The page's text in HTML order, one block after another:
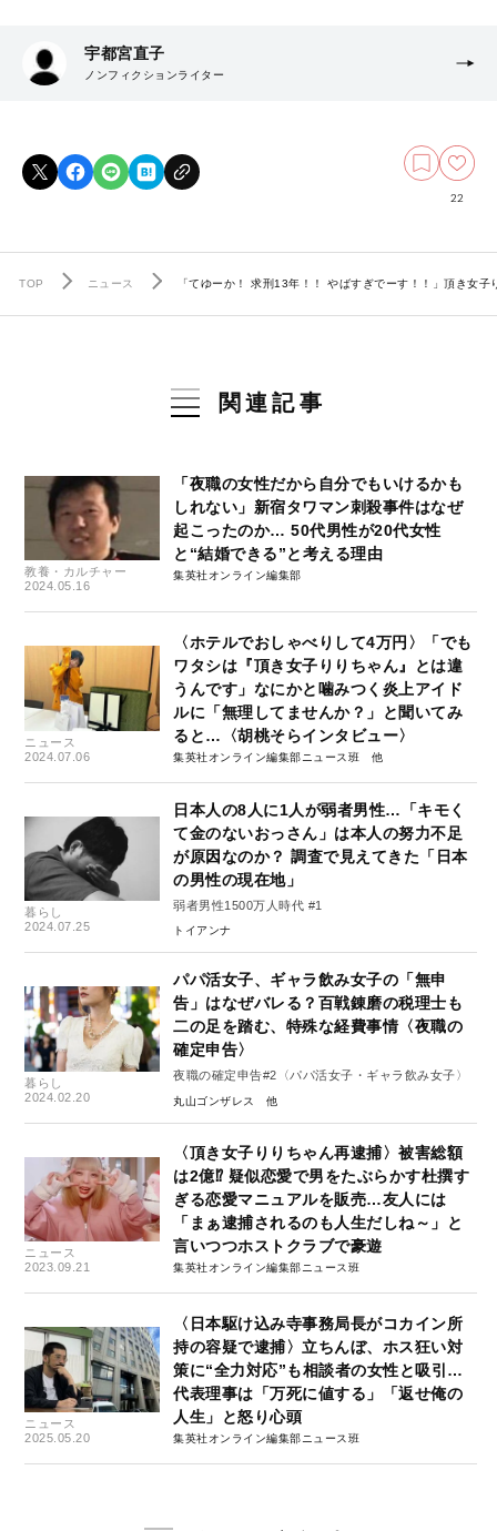
宇都宮直子
ノンフィクションライター
22
TOP ニュース 「てゆーか！ 求刑13年！！ やばすぎでーす！！」頂き女
関連記事
教養・カルチャー
2024.05.16
「夜職の女性だから自分でもいけるかも
しれない」新宿タワマン刺殺事件はなぜ
起こったのか… 50代男性が20代女性
と“結婚できる”と考える理由
集英社オンライン編集部
ニュース
2024.07.06
〈ホテルでおしゃべりして4万円〉「でも
ワタシは『頂き女子りりちゃん』とは違
うんです」なにかと噛みつく炎上アイド
ルに「無理してませんか？」と聞いてみ
ると…〈胡桃そらインタビュー〉
集英社オンライン編集部ニュース班
暮らし
2024.07.25
日本人の8人に1人が弱者男性…「キモく
て金のないおっさん」は本人の努力不足
が原因なのか？ 調査で見えてきた「日本
の男性の現在地」
弱者男性1500万人時代 #1
トイアンナ
暮らし
2024.02.20
パパ活女子、ギャラ飲み女子の「無申
告」はなぜバレる？百戦錬磨の税理士も
二の足を踏む、特殊な経費事情〈夜職の
確定申告〉
夜職の確定申告#2〈パパ活女子・ギャラ飲み女子〉
丸山ゴンザレス
ニュース
2023.09.21
〈頂き女子りりちゃん再逮捕〉被害総額
は2億⁉ 疑似恋愛で男をたぶらかす杜撰す
ぎる恋愛マニュアルを販売…友人には
「まぁ逮捕されるのも人生だしね～」と
言いつつホストクラブで豪遊
集英社オンライン編集部ニュース班
ニュース
2025.05.20
〈日本駆け込み寺事務局長がコカイン所
持の容疑で逮捕〉立ちんぼ、ホス狂い対
策に“全力対応”も相談者の女性と吸引…
代表理事は「万死に値する」「返せ俺の
人生」と怒り心頭
集英社オンライン編集部ニュース班